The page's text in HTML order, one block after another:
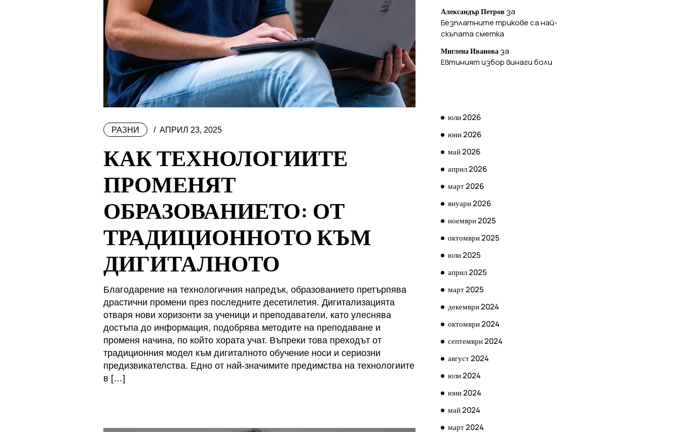
РАЗНИ АПРИЛ 23, 2025
КАК ТЕХНОЛОГИИТЕ
ПРОМЕНЯТ
ОБРАЗОВАНИЕТО: ОТ
ТРАДИЦИОННОТО КЪМ
ДИГИТАЛНОТО
Благодарение на технологичния напредък, образованието претърпява
драстични промени през последните десетилетия. Дигитализацията
отваря нови хоризонти за ученици и преподаватели, като улеснява
достъпа до информация, подобрява методите на преподаване и
променя начина, по който хората учат. Въпреки това преходът от
традиционния модел към дигиталното обучение носи и сериозни
предизвикателства. Едно от най-значимите предимства на технологиите
в […]
Александър Петров за
Безплатните трикове са най-
скъпата сметка
Миглена Ивановаза
Евтиният избор винаги боли
юли 2026
юни 2026
май 2026
април 2026
март 2026
януари 2026
ноември 2025
октомври 2025
юли 2025
април 2025
март 2025
декември 2024
октомври 2024
септември 2024
август 2024
юли 2024
юни 2024
май 2024
март 2024